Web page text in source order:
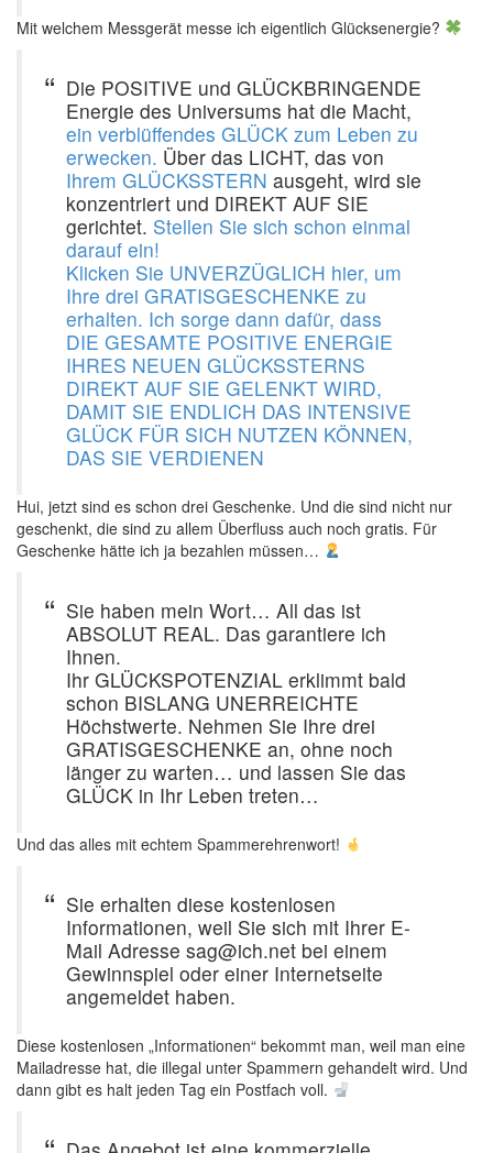
Mit welchem Messgerät messe ich eigentlich Glücksenergie?
Die POSITIVE und GLÜCKBRINGENDE
Energie des Universums hat die Macht,
ein verblüffendes GLÜCK zum Leben zu
erwecken. Über das LICHT, das von
Ihrem GLÜCKSSTERN ausgeht, wird sie
konzentriert und DIREKT AUF SIE
gerichtet. Stellen Sie sich schon einmal
darauf ein!
Klicken Sie UNVERZÜGLICH hier, um
Ihre drei GRATISGESCHENKE zu
erhalten. Ich sorge dann dafür, dass
DIE GESAMTE POSITIVE ENERGIE
IHRES NEUEN GLÜCKSSTERNS
DIREKT AUF SIE GELENKT WIRD,
DAMIT SIE ENDLICH DAS INTENSIVE
GLÜCK FÜR SICH NUTZEN KÖNNEN,
DAS SIE VERDIENEN
Hui, jetzt sind es schon drei Geschenke. Und die sind nicht nur
geschenkt, die sind zu allem Überfluss auch noch gratis. Für
Geschenke hätte ich ja bezahlen müssen…
Sie haben mein Wort… All das ist
ABSOLUT REAL. Das garantiere ich
Ihnen.
Ihr GLÜCKSPOTENZIAL erklimmt bald
schon BISLANG UNERREICHTE
Höchstwerte. Nehmen Sie Ihre drei
GRATISGESCHENKE an, ohne noch
länger zu warten… und lassen Sie das
GLÜCK in Ihr Leben treten…
Und das alles mit echtem Spammerehrenwort!
Sie erhalten diese kostenlosen
Informationen, weil Sie sich mit Ihrer E-
Mail Adresse sag@ich.net bei einem
Gewinnspiel oder einer Internetseite
angemeldet haben.
Diese kostenlosen „Informationen“ bekommt man, weil man eine
Mailadresse hat, die illegal unter Spammern gehandelt wird. Und
dann gibt es halt jeden Tag ein Postfach voll.